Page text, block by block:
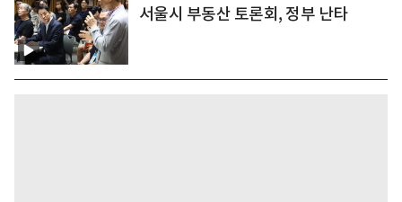
서울시 부동산 토론회, 정부 난타